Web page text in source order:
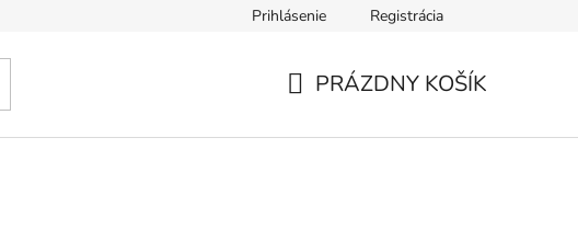
Prihlásenie Registrácia
PRÁZDNY KOŠÍK